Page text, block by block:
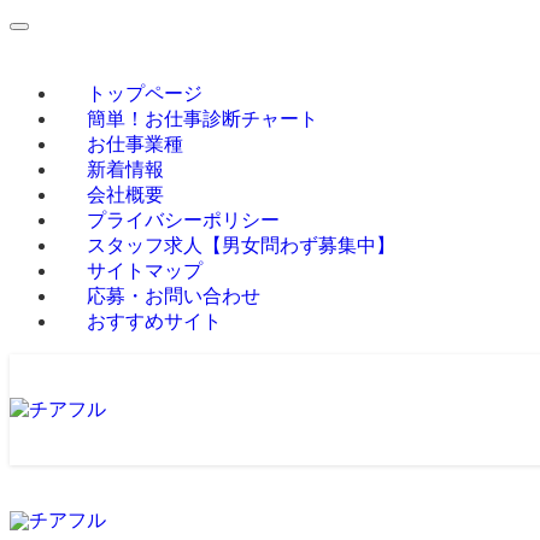
トップページ
簡単！お仕事診断チャート
お仕事業種
新着情報
会社概要
プライバシーポリシー
スタッフ求人【男女問わず募集中】
サイトマップ
応募・お問い合わせ
おすすめサイト